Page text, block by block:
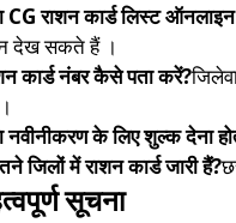
CG राशन कार्ड लिस्ट
देख सकते हैं ।
कार्ड नंबर कैसे पता करें?
नवीनीकरण के लिए शुल्क देना
जिलों में राशन कार्ड जारी हैं?
सूचना